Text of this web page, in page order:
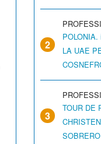
2
LA UAE
3
TOUR DE